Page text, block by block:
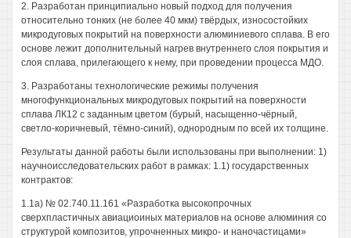
2. Разработан принципиально новый подход для получения
относительно тонких (не более 40 мкм) твёрдых, износостойких
микродуговых покрытий на поверхности алюминиевого сплава. В его
основе лежит дополнительный нагрев внутреннего слоя покрытия и
слоя сплава, прилегающего к нему, при проведении процесса МДО.
3. Разработаны технологические режимы получения
многофункциональных микродуговых покрытий на поверхности
сплава ЛК12 с заданным цветом (бурый, насыщенно-чёрный,
светло-коричневый, тёмно-синий), однородным по всей их толщине.
Результаты данной работы были использованы при выполнении: 1)
научноисследовательских работ в рамках: 1.1) государственных
контрактов:
1.1а) № 02.740.11.161 «Разработка высокопрочных
сверхпластичных авиациоиных материалов на основе алюминия со
структурой композитов, упрочненных микро- и наночастицами»